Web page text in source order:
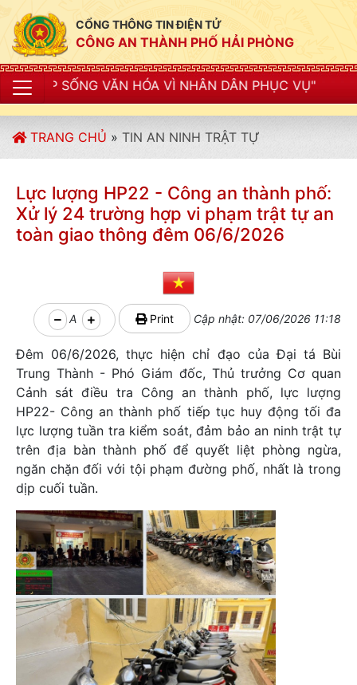
CỔNG THÔNG TIN ĐIỆN TỬ
CÔNG AN THÀNH PHỐ HẢI PHÒNG
HÓA VÌ NHÂN DÂN PHỤC VỤ"
TRANG CHỦ » TIN AN NINH TRẬT TỰ
Lực lượng HP22 - Công an thành phố:
Xử lý 24 trường hợp vi phạm trật tự an
toàn giao thông đêm 06/6/2026
A Print Cập nhật: 07/06/2026 11:18
Đêm 06/6/2026, thực hiện chỉ đạo của Đại tá Bùi
Trung Thành - Phó Giám đốc, Thủ trưởng Cơ quan
Cảnh sát điều tra Công an thành phố, lực lượng
HP22- Công an thành phố tiếp tục huy động tối đa
lực lượng tuần tra kiểm soát, đảm bảo an ninh trật tự
trên địa bàn thành phố để quyết liệt phòng ngừa,
ngăn chặn đối với tội phạm đường phố, nhất là trong
dịp cuối tuần.